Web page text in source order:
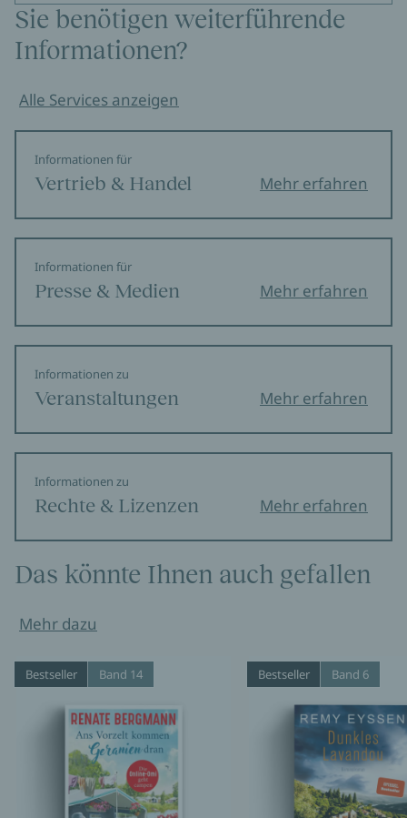
Sie benötigen weiterführende
Informationen?
Alle Services anzeigen
Informationen für
Vertrieb & Handel Mehr erfahren
Informationen für
Presse & Medien Mehr erfahren
Informationen zu
Veranstaltungen Mehr erfahren
Informationen zu
Rechte & Lizenzen Mehr erfahren
Das könnte Ihnen auch gefallen
Mehr dazu
Bestseller Band 14 Bestseller Band 6